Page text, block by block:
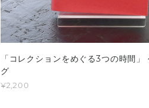
「コレクションをめぐる3つの時間」
グ
¥2,200